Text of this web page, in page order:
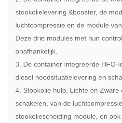
stookolielevering &booster, de
luchtcompressie en de module
Deze drie modules met hun
onafhankelijk.
3. De container integreerde HFO-
diesel noodsituatielevering en
4. Stookolie hulp, Lichte en Zware
schakelen, van de
stookoliescheiding module, en